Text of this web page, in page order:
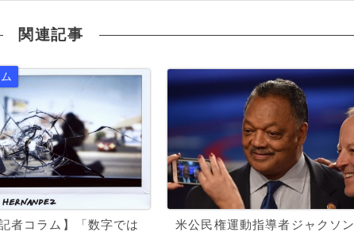
関連記事
記者コラム】「数字では
米公民権運動指導者ジャクソン